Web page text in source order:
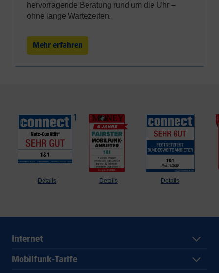
hervorragende Beratung rund um die Uhr –
ohne lange Wartezeiten.
Mehr erfahren
Details Details Details
Internet
Mobilfunk-Tarife